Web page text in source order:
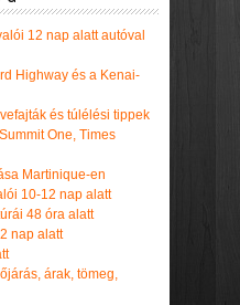
12 nap alatt autóval
Highway és a Kenai-
és túlélési tippek
One, Times
Martinique-en
10-12 nap alatt
48 óra alatt
nap alatt
árak, tömeg,